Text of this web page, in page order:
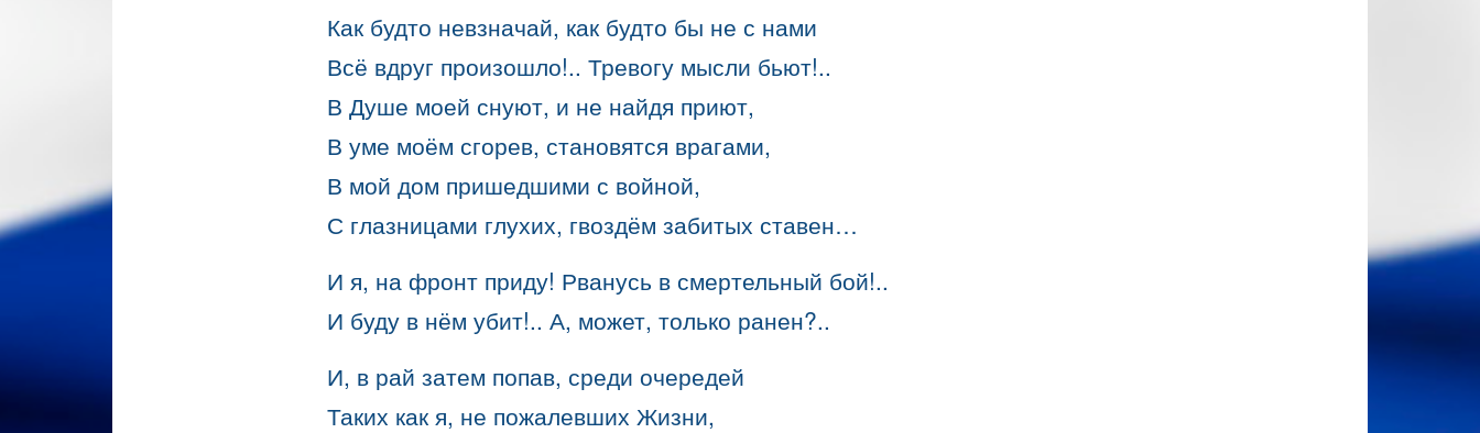
Как будто невзначай, как будто бы не с нами
Всё вдруг произошло!.. Тревогу мысли бьют!..
В Душе моей снуют, и не найдя приют,
В уме моём сгорев, становятся врагами,
В мой дом пришедшими с войной,
С глазницами глухих, гвоздём забитых ставен…
И я, на фронт приду! Рванусь в смертельный бой!..
И буду в нём убит!.. А, может, только ранен?..
И, в рай затем попав, среди очередей
Таких как я, не пожалевших Жизни,